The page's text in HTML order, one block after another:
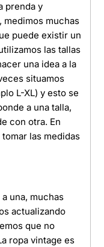
prenda y
medimos muchas
puede existir un
las tallas
una idea a la
situamos
L-XL) y esto se
a una talla,
con otra. En
las medidas
una, muchas
actualizando
que no
ropa vintage es